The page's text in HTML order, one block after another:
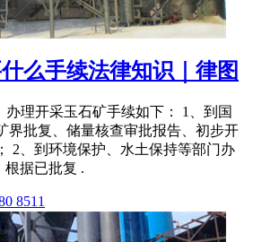
么手续法律知识｜律图
办理开采玉石矿手续如下： 1、到国
界批复、储量核查审批报告、初步开
2、到环境保护、水土保持等部门办
根据已批复 .
8511